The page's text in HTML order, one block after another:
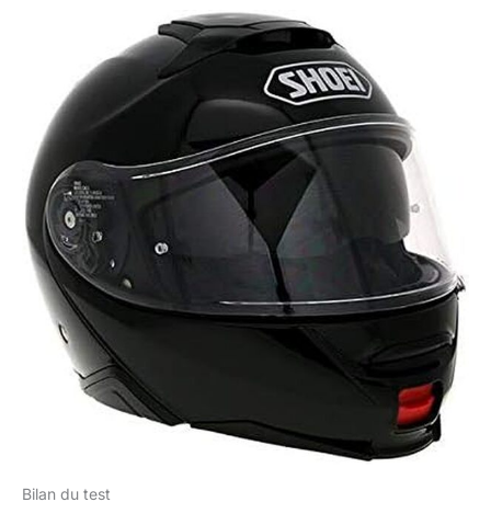
Bilan du test